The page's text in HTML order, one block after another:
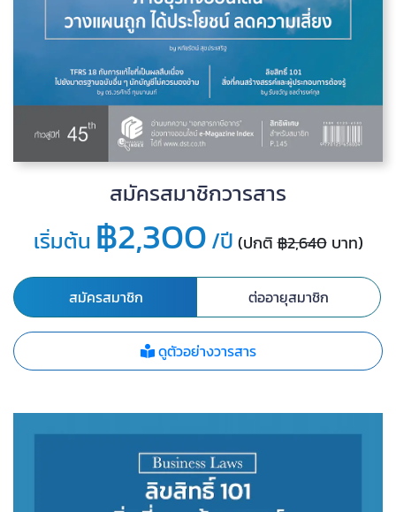
สมัครสมาชิกวารสาร
เริ่มต้น ฿2,300 /ปี (ปกติ฿2,640บาท)
สมัครสมาชิก ต่ออายุสมาชิก
ดูตัวอย่างวารสาร